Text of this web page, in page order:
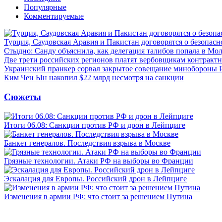
Популярные
Комментируемые
Турция, Саудовская Аравия и Пакистан договорятся о
Стыдно: Санду объяснила, как делегация талибов попала в
Две трети российских регионов платят вербовщикам
Украинский пранкер сорвал закрытое совещание минобороны
Ким Чен Ын накопил $22 млрд несмотря на санкции
Сюжеты
Итоги 06.08: Санкции против РФ и дрон в Лейпциге
Банкет генералов. Последствия взрыва в Москве
Грязные технологии. Атаки РФ на выборы во Франции
Эскалация для Европы. Российский дрон в Лейпциге
Изменения в армии РФ: что стоит за решением Путина